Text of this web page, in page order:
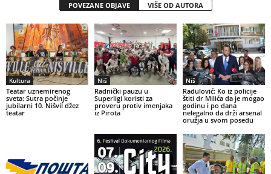
POVEZANE OBJAVE VIŠE OD AUTORA
Kultura
Teatar uznemirenog
sveta: Sutra počinje
jubilarni 10. Nišvil džez
teatar
Niš
Radnički pauzu u
Superligi koristi za
proveru protiv imenjaka
iz Pirota
Niš
Radulović: Ko iz policije
štiti dr Milića da je mogao
godinu i po dana
nelegalno da drži arsenal
oružja u svom posedu